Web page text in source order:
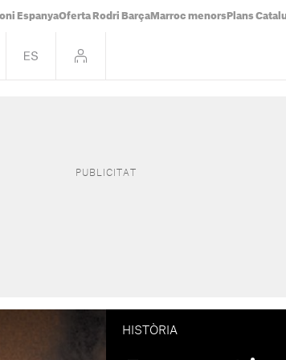
EspanyaOferta Rodri Barça Marroc menors Plans
HISTÒRIA